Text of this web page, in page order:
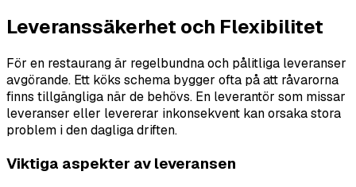
Leveranssäkerhet och Flexibilitet
För en restaurang är regelbundna och pålitliga leveranser
avgörande. Ett köks schema bygger ofta på att råvarorna
finns tillgängliga när de behövs. En leverantör som missar
leveranser eller levererar inkonsekvent kan orsaka stora
problem i den dagliga driften.
Viktiga aspekter av leveransen